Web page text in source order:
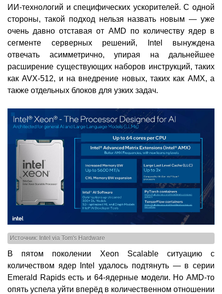
ИИ-технологий и специфических ускорителей. С одной
стороны, такой подход нельзя назвать новым — уже
очень давно отставая от AMD по количеству ядер в
сегменте серверных решений, Intel вынуждена
отвечать асимметрично, упирая на дальнейшее
расширение существующих наборов инструкций, таких
как AVX-512, и на внедрение новых, таких как AMX, а
также отдельных блоков для узких задач.
Источник: Intel via Tom's Hardware
В пятом поколении Xeon Scalable ситуацию с
количеством ядер Intel удалось подтянуть — в серии
Emerald Rapids есть и 64-ядерные модели. Но AMD-то
опять успела уйти вперёд в количественном отношении